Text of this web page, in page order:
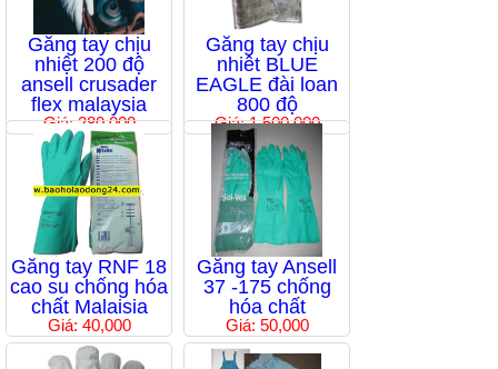
Găng tay chịu
nhiệt 200 độ
ansell crusader
flex malaysia
Giá: 280,000
Găng tay chịu
nhiêt BLUE
EAGLE đài loan
800 độ
Giá: 1,500,000
Găng tay RNF 18
cao su chống hóa
chất Malaisia
Giá: 40,000
Găng tay Ansell
37 -175 chống
hóa chất
Giá: 50,000